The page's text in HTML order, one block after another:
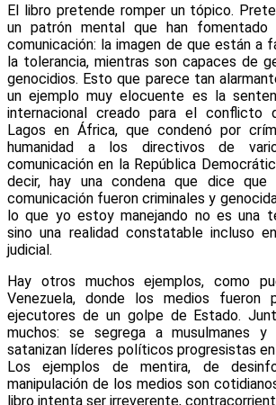
El libro pretende romper un tópico.
un patrón mental que han
comunicación: la imagen de que están a
la tolerancia, mientras son capaces de
genocidios. Esto que parece tan
un ejemplo muy elocuente es la
internacional creado para el conflicto
Lagos en África, que condenó por
humanidad a los directivos de
comunicación en la República
decir, hay una condena que dice
comunicación fueron criminales y
lo que yo estoy manejando no es una
sino una realidad constatable incluso
judicial.
Hay otros muchos ejemplos, como
Venezuela, donde los medios fueron
ejecutores de un golpe de Estado.
muchos: se segrega a musulmanes y
satanizan líderes políticos progresistas
Los ejemplos de mentira, de
manipulación de los medios son
libro intenta ser irreverente,